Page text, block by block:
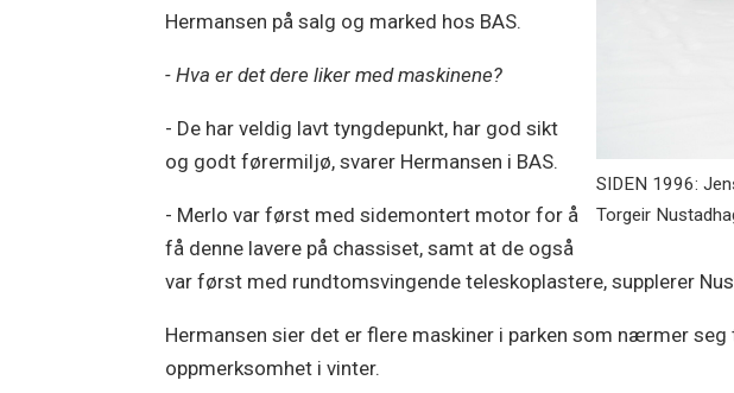
SIDEN 1996:
Torgeir
Hermansen på salg og marked hos BAS.
- Hva er det dere liker med maskinene?
- De har veldig lavt tyngdepunkt, har god sikt
og godt førermiljø, svarer Hermansen i BAS.
- Merlo var først med sidemontert motor for å
få denne lavere på chassiset, samt at de også
var først med rundtomsvingende teleskoplastere, supplerer
Hermansen sier det er flere maskiner i parken som nærmer
oppmerksomhet i vinter.